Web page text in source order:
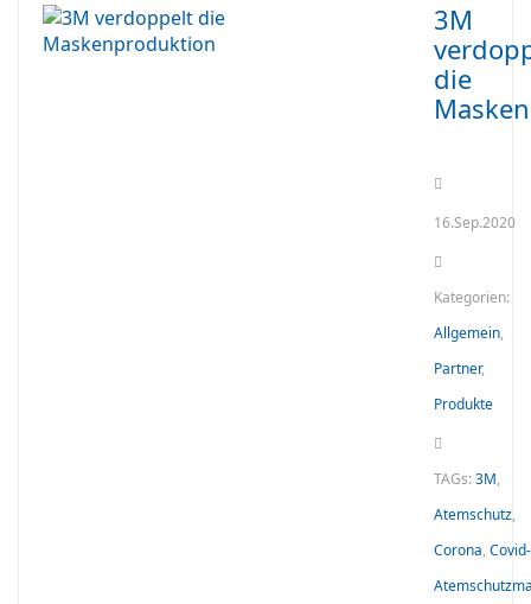
3M
die
16.Sep.2020
Kategorien:
Allgemein,
Partner,
Produkte
TAGs:3M,
Atemschutz,
Corona,